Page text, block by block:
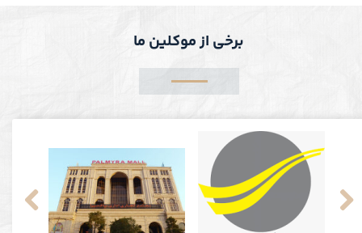
برخی از موکلین ما